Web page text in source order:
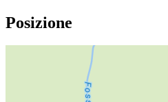
Posizione